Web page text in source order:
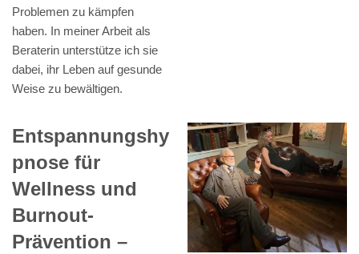
Problemen zu kämpfen
haben. In meiner Arbeit als
Beraterin unterstütze ich sie
dabei, ihr Leben auf gesunde
Weise zu bewältigen.
Entspannungshy
pnose für
Wellness und
Burnout-
Prävention –